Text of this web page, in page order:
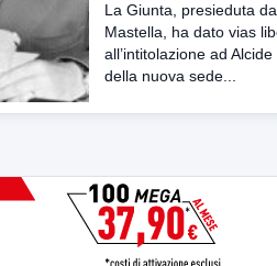
La Giunta, presieduta
Mastella, ha dato vias
all’intitolazione ad
della nuova sede...